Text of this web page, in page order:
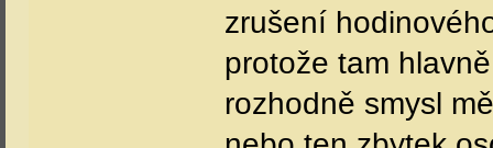
zrušení
protože tam
rozhodně smysl